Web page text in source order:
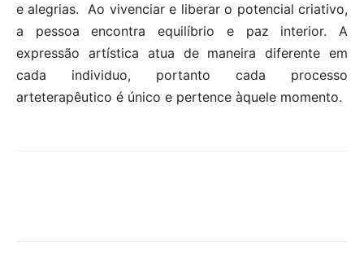
e alegrias. Ao vivenciar e liberar o potencial criativo,
a pessoa encontra equilíbrio e paz interior. A
expressão artística atua de maneira diferente em
cada individuo, portanto cada processo
arteterapêutico é único e pertence àquele momento.